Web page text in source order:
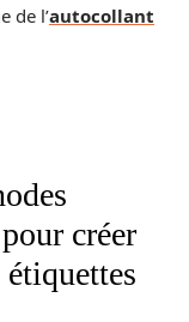
de l’autocollant
créer